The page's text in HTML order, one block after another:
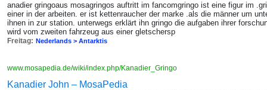
anadier gringoaus mosagringos auftritt im fancomgringo ist eine figur im
einer in der arbeiten. er ist kettenraucher der marke .als die männer um
ihnen in zur station. unterwegs erklärt ihn gringo die aufgaben ihrer
wird vom zweiten fahrzeug aus einer gletschersp
Freitag: Nederlands > Antarktis
www.mosapedia.de/wiki/index.php/Kanadier_Gringo
Kanadier John – MosaPedia